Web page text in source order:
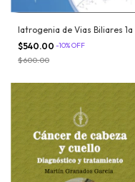
Iatrogenia de Vias Biliares 1a
$540.00 -10%OFF
$600.00